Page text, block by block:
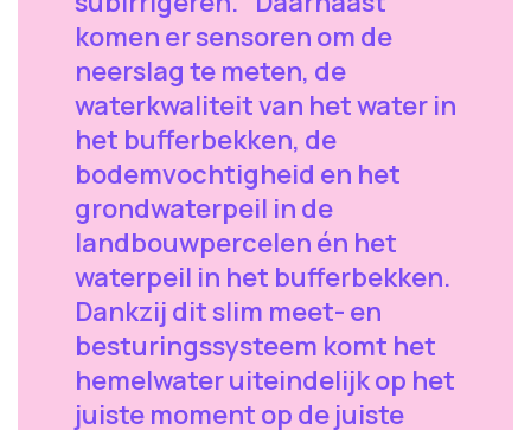
komen er sensoren om de
neerslag te meten, de
waterkwaliteit van het water in
het bufferbekken, de
bodemvochtigheid en het
grondwaterpeil in de
landbouwpercelen én het
waterpeil in het bufferbekken.
Dankzij dit slim meet- en
besturingssysteem komt het
hemelwater uiteindelijk op het
juiste moment op de juiste